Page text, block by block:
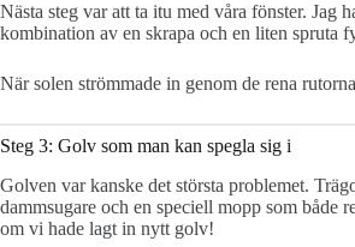
Nästa steg var att ta itu med våra fönster. Jag
kombination av en skrapa och en liten spruta
När solen strömmade in genom de rena
Steg 3: Golv som man kan spegla sig i
Golven var kanske det största problemet.
dammsugare och en speciell mopp som både
om vi hade lagt in nytt golv!